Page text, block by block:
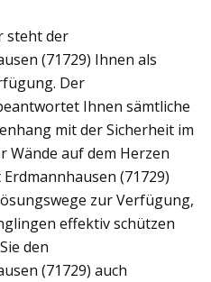
steht der
(71729) Ihnen als
Der
Ihnen sämtliche
mit der Sicherheit im
Wände auf dem Herzen
(71729)
zur Verfügung,
effektiv schützen
den
(71729) auch